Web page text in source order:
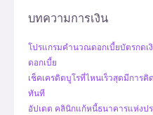
บทความการเงิน
โปรแกรมคํานวณดอกเบี้ยบัตรกด
ดอกเบี้ย
เช็คเครดิตบูโรที่ไหนเร็วสุดมีการ
ทันที
อัปเดต คลินิกแก้หนี้ธนาคารแห่งป